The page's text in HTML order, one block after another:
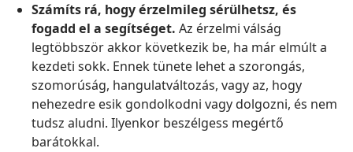
Számíts rá, hogy érzelmileg sérülhetsz, és
fogadd el a segítséget. Az érzelmi válság
legtöbbször akkor következik be, ha már elmúlt a
kezdeti sokk. Ennek tünete lehet a szorongás,
szomorúság, hangulatváltozás, vagy az, hogy
nehezedre esik gondolkodni vagy dolgozni, és nem
tudsz aludni. Ilyenkor beszélgess megértő
barátokkal.